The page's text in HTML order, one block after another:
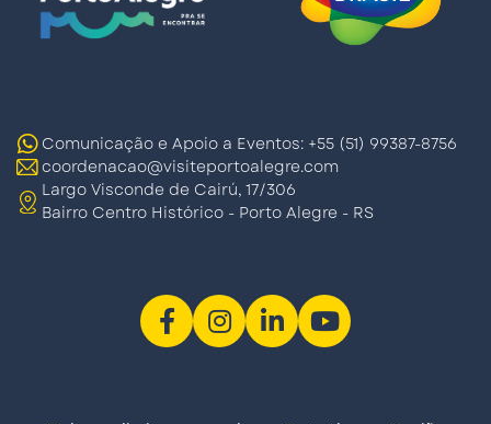
Comunicação e Apoio a Eventos: +55 (51) 99387-8756
coordenacao@visiteportoalegre.com
Largo Visconde de Cairú, 17/306
Bairro Centro Histórico - Porto Alegre - RS